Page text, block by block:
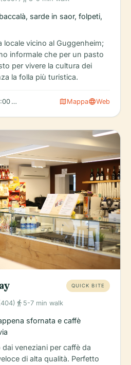
sarde in saor, folpeti,
locale vicino al Guggenheim;
informale che per un pasto
per vivere la cultura dei
la folla più turistica.
AM, Tuesday: Closed, Wednesday:
mapMappalanguageWeb
QUICK BITE
directions_walk 5-7 min walk
sfornata e caffè
veneziani per caffè da
di alta qualità. Perfetto